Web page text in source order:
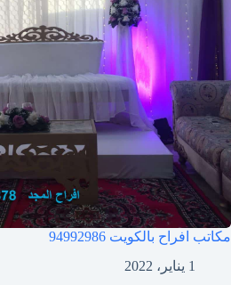
مكاتب افراح بالكويت 94992986
1 يناير، 2022